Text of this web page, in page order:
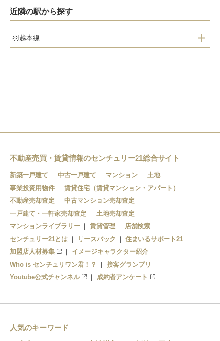
近隣の駅から探す
羽越本線
三瀬駅
羽前水沢駅
羽前大山駅
鶴岡駅
藤島駅
不動産売買・賃貸情報のセンチュリー21総合サイト
新築一戸建て 中古一戸建て マンション
土地
事業投資用物件
賃貸住宅（賃貸マンション・アパート）
不動産売却査定
中古マンション売却査定
一戸建て・一軒家売却査定
土地売却査定
マンションライブラリー
賃貸管理
店舗検索
センチュリー21とは
リースバック
住まいるサポート21
加盟店人材募集
イメージキャラクター紹介
Who is センチュリワン君！？
接客グランプリ
Youtube公式チャンネル
成約者アンケート
人気のキーワード